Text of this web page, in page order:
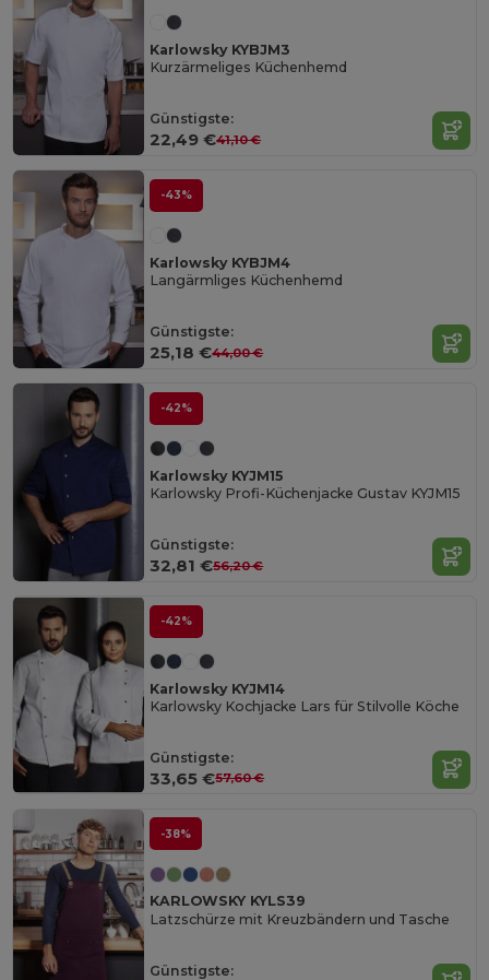
Karlowsky KYBJM3
Kurzärmeliges Küchenhemd
Günstigste:
22,49 €41,10 €
-43%
Karlowsky KYBJM4
Langärmliges Küchenhemd
Günstigste:
25,18 €44,00 €
-42%
Karlowsky KYJM15
Karlowsky Profi-Küchenjacke Gustav KYJM15
Günstigste:
32,81 €56,20 €
-42%
Karlowsky KYJM14
Karlowsky Kochjacke Lars für Stilvolle Köche
Günstigste:
33,65 €57,60 €
-38%
KARLOWSKY KYLS39
Latzschürze mit Kreuzbändern und Tasche
Günstigste: